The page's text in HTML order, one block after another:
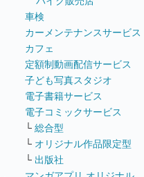
車検
カーメンテナンスサービス
カフェ
定額制動画配信サービス
子ども写真スタジオ
電子書籍サービス
電子コミックサービス
└ 総合型
└ オリジナル作品限定型
└ 出版社